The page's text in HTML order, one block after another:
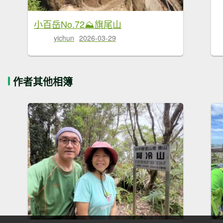
小百岳No.72⛰旗尾山
yichun 2026-03-29
作者其他相簿